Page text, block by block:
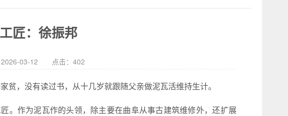
匠：徐振邦
2026-03-12 点击：402
，没有读过书，从十几岁就跟随父亲做泥瓦活维持生计。
。作为泥瓦作的头领，除主要在曲阜从事古建筑维修外，还扩展